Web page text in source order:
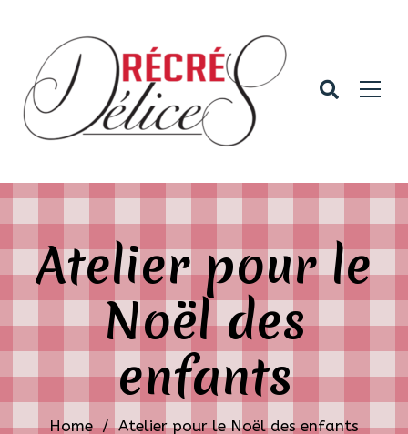
Atelier pour le
Noël des
enfants
Home / Atelier pour le Noël des enfants